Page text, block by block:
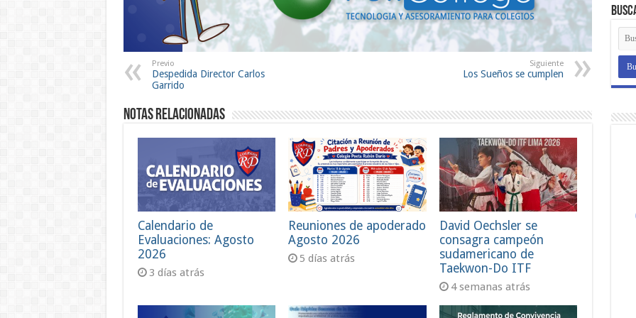
Previo
Despedida Director Carlos
Garrido
Siguiente
Los Sueños se cumplen
Notas Relacionadas
Calendario de
Evaluaciones: Agosto
2026
3 días atrás
Reuniones de apoderado
Agosto 2026
5 días atrás
David Oechsler se
consagra campeón
sudamericano de
Taekwon-Do ITF
4 semanas atrás